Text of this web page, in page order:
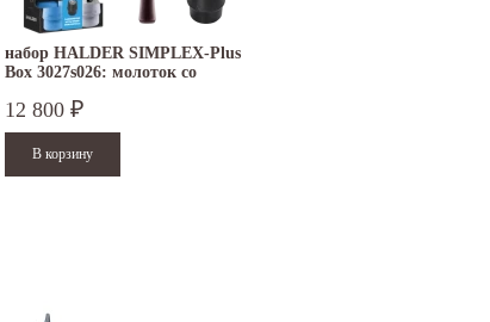
набор HALDER SIMPLEX-Plus
Box 3027s026: молоток со
12 800 ₽